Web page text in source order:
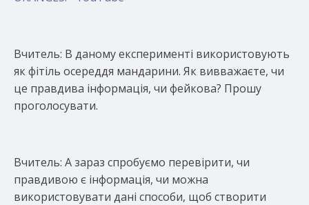
Вчитель: В даному експерименті використовують
як фітіль осереддя мандарини. Як вивважаєте, чи
це правдива інформація, чи фейкова? Прошу
проголосувати.
Вчитель: А зараз спробуємо перевірити, чи
правдивою є інформація, чи можна
використовувати дані способи, щоб створити